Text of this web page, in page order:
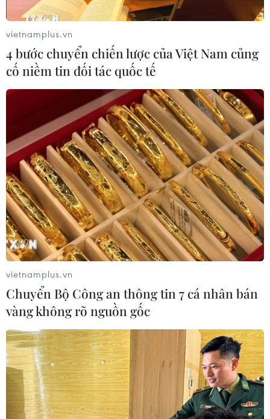
Mỹ giảm mạnh
29/07/2026 00:20
Chứng khoán châu Á hứng chịu đợt
bán tháo mới
28/07/2026 10:41
Chứng khoán Mỹ diễn biến trái chiều
trước tuần lễ quyết định của Fed
28/07/2026 02:13
Chứng khoán châu Á đồng loạt tăng
khi giá dầu giảm mạnh
27/07/2026 10:18
Khuyến nghị nhà đầu tư chứng
khoán ưu tiên quản trị rủi ro trong
ngắn hạn
26/07/2026 07:18
vietnamplus.vn
4 bước chuyển chiến lược của Việt Nam củng
cố niềm tin đối tác quốc tế
vietnamplus.vn
Chuyển Bộ Công an thông tin 7 cá nhân bán
vàng không rõ nguồn gốc